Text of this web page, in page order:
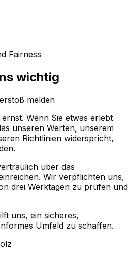
Fairness
wichtig
melden
Wenn Sie etwas erlebt
unseren Werten, unserem
Richtlinien widerspricht,
über das
Wir verpflichten uns,
drei Werktagen zu prüfen und
uns, ein sicheres,
Umfeld zu schaffen.